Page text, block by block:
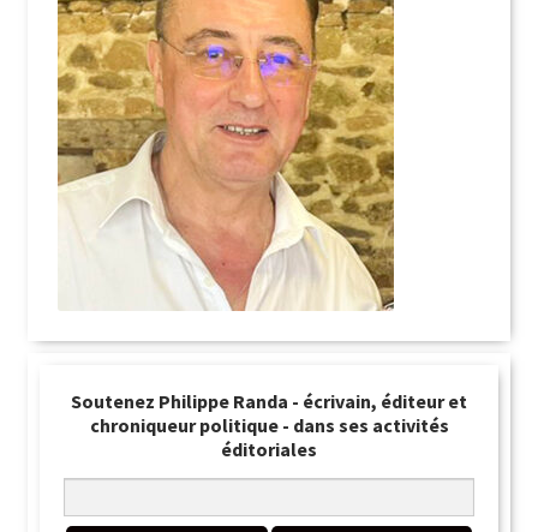
Soutenez Philippe Randa - écrivain, éditeur et
chroniqueur politique - dans ses activités
éditoriales